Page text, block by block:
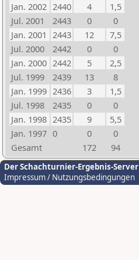
Jan. 2002 2440 4
1,5
Jul. 2001
2443 0
0
Jan. 2001 2443 12
7,5
Jul. 2000
2442 0
0
Jan. 2000 2442 5
2,5
Jul. 1999
2439 13
8
Jan. 1999 2436 3
1,5
Jul. 1998
2435 0
0
Jan. 1998 2435 9
5,5
Jan. 1997 0 0
0
Gesamt
172 94
Der Schachturnier-Ergebnis-Server
Impressum / Nutzungsbedingungen